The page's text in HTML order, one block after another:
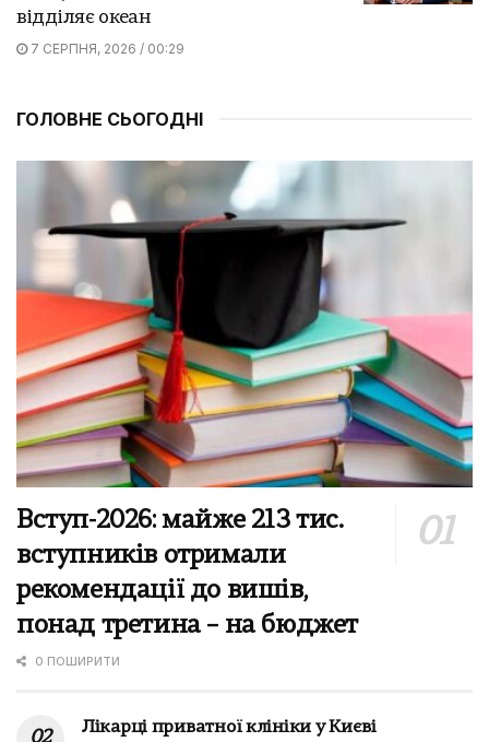
відділяє океан
7 СЕРПНЯ, 2026 / 00:29
ГОЛОВНЕ СЬОГОДНІ
Вступ-2026: майже 213 тис.
вступників отримали
рекомендації до вишів,
понад третина – на бюджет
0 ПОШИРИТИ
Лікарці приватної клініки у Києві